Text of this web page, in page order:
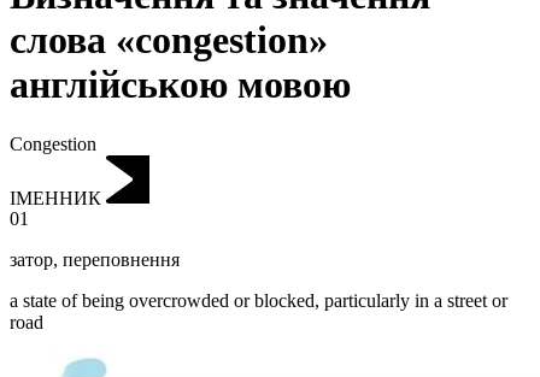
слова «congestion»
англійською мовою
Congestion
ІМЕННИК
01
затор, переповнення
a state of being overcrowded or blocked, particularly in a street or
road